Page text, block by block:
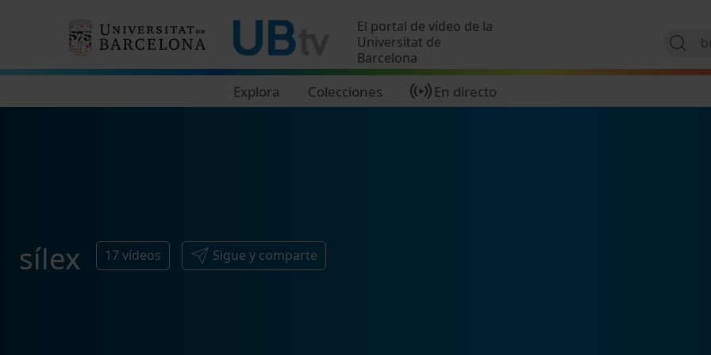
El portal de vídeo de la
Universitat de
Barcelona
Explora Colecciones En directo
sílex 17vídeos Sigue y comparte